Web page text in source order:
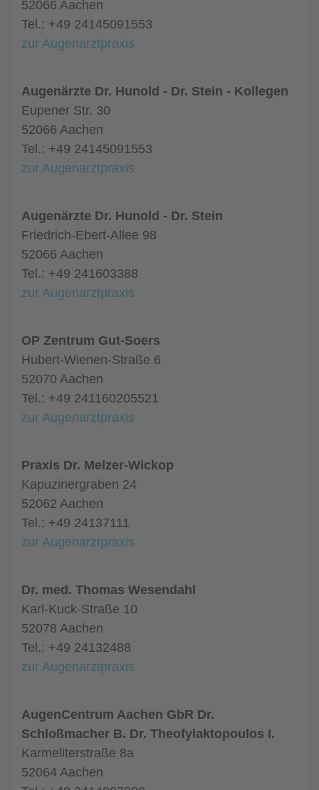
52066 Aachen
Tel.: +49 24145091553
zur Augenarztpraxis
Augenärzte Dr. Hunold - Dr. Stein - Kollegen
Eupener Str. 30
52066 Aachen
Tel.: +49 24145091553
zur Augenarztpraxis
Augenärzte Dr. Hunold - Dr. Stein
Friedrich-Ebert-Allee 98
52066 Aachen
Tel.: +49 241603388
zur Augenarztpraxis
OP Zentrum Gut-Soers
Hubert-Wienen-Straße 6
52070 Aachen
Tel.: +49 241160205521
zur Augenarztpraxis
Praxis Dr. Melzer-Wickop
Kapuzinergraben 24
52062 Aachen
Tel.: +49 24137111
zur Augenarztpraxis
Dr. med. Thomas Wesendahl
Karl-Kuck-Straße 10
52078 Aachen
Tel.: +49 24132488
zur Augenarztpraxis
AugenCentrum Aachen GbR Dr.
Schloßmacher B. Dr. Theofylaktopoulos I.
Karmeliterstraße 8a
52064 Aachen